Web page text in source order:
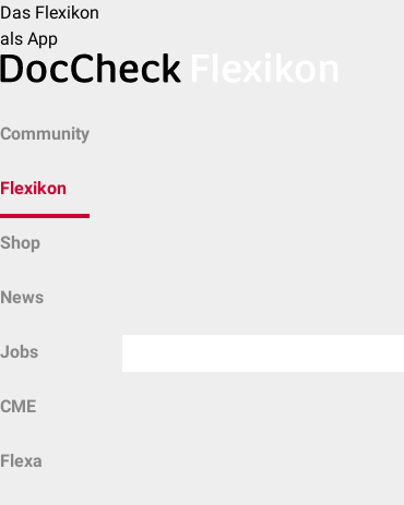
Das Flexikon
als App
Community
Flexikon
Shop
News
Jobs
CME
Flexa